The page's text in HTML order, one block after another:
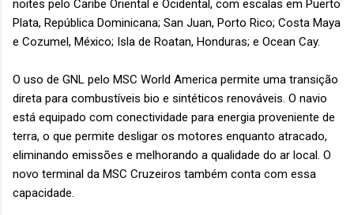
noites pelo Caribe Oriental e Ocidental, com escalas em Puerto
Plata, República Dominicana; San Juan, Porto Rico; Costa Maya
e Cozumel, México; Isla de Roatan, Honduras; e Ocean Cay.
O uso de GNL pelo MSC World America permite uma transição
direta para combustíveis bio e sintéticos renováveis. O navio
está equipado com conectividade para energia proveniente de
terra, o que permite desligar os motores enquanto atracado,
eliminando emissões e melhorando a qualidade do ar local. O
novo terminal da MSC Cruzeiros também conta com essa
capacidade.